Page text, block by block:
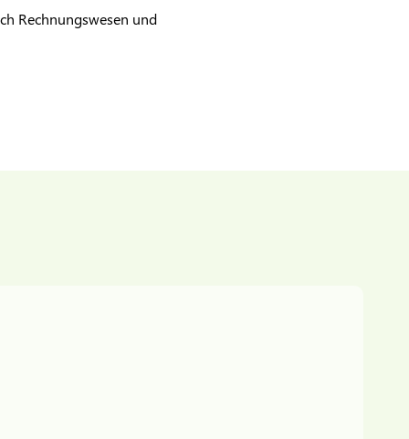
Rechnungswesen und